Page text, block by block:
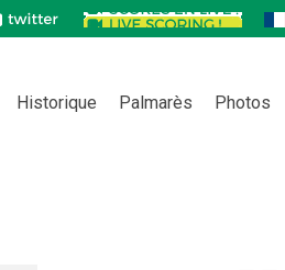
Historique Palmarès Photos